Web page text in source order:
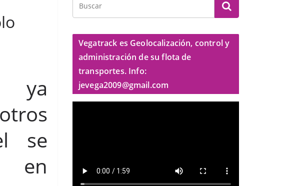
ya
se
en
Vegatrack es Geolocalización, control y
administración de su flota de
transportes. Info:
jevega2009@gmail.com